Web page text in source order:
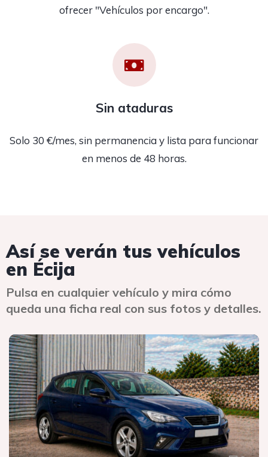
ofrecer "Vehículos por encargo".
Sin ataduras
Solo 30 €/mes, sin permanencia y lista para funcionar
en menos de 48 horas.
Así se verán tus vehículos
en Écija
Pulsa en cualquier vehículo y mira cómo
queda una ficha real con sus fotos y detalles.